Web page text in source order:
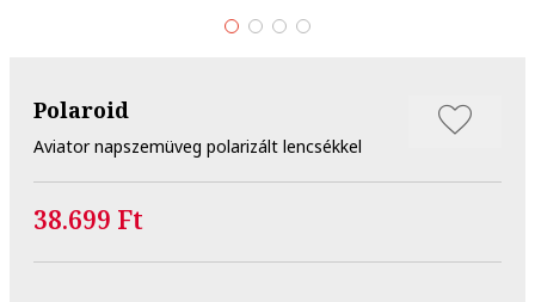
Polaroid
Aviator napszemüveg polarizált lencsékkel
38.699 Ft